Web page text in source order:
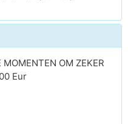
OM ZEKER
Eur